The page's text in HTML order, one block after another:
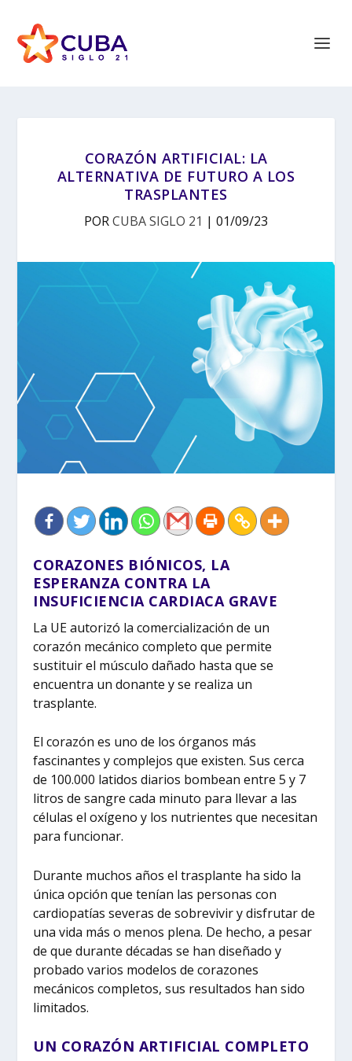
CORAZÓN ARTIFICIAL: LA
ALTERNATIVA DE FUTURO A LOS
TRASPLANTES
PORCUBA SIGLO 21 | 01/09/23
CORAZONES BIÓNICOS, LA
ESPERANZA CONTRA LA
INSUFICIENCIA CARDIACA GRAVE
La UE autorizó la comercialización de un
corazón mecánico completo que permite
sustituir el músculo dañado hasta que se
encuentra un donante y se realiza un
trasplante.
El corazón es uno de los órganos más
fascinantes y complejos que existen. Sus cerca
de 100.000 latidos diarios bombean entre 5 y 7
litros de sangre cada minuto para llevar a las
células el oxígeno y los nutrientes que necesitan
para funcionar.
Durante muchos años el trasplante ha sido la
única opción que tenían las personas con
cardiopatías severas de sobrevivir y disfrutar de
una vida más o menos plena. De hecho, a pesar
de que durante décadas se han diseñado y
probado varios modelos de corazones
mecánicos completos, sus resultados han sido
limitados.
UN CORAZÓN ARTIFICIAL COMPLETO